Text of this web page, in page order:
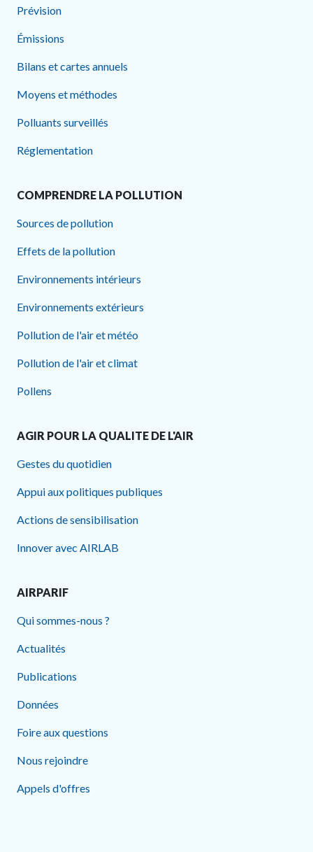
Prévision
Émissions
Bilans et cartes annuels
Moyens et méthodes
Polluants surveillés
Réglementation
COMPRENDRE LA POLLUTION
Sources de pollution
Effets de la pollution
Environnements intérieurs
Environnements extérieurs
Pollution de l'air et météo
Pollution de l'air et climat
Pollens
AGIR POUR LA QUALITE DE L'AIR
Gestes du quotidien
Appui aux politiques publiques
Actions de sensibilisation
Innover avec AIRLAB
AIRPARIF
Qui sommes-nous ?
Actualités
Publications
Données
Foire aux questions
Nous rejoindre
Appels d'offres